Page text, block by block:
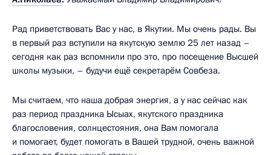
Рад приветствовать Вас у нас, в Якутии. Мы очень рады. Вы
в первый раз вступили на якутскую землю 25 лет назад –
сегодня как раз вспомнили про это, про посещение Высшей
школы музыки, – будучи ещё секретарём Совбеза.
Мы считаем, что наша добрая энергия, а у нас сейчас как
раз период праздника Ысыах, якутского праздника
благословения, солнцестояния, она Вам помогала
и помогает, будет помогать в Вашей трудной, очень важной